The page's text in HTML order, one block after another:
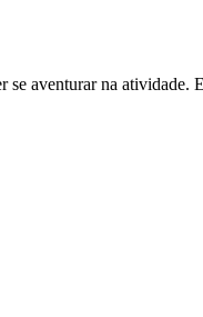
se aventurar na atividade.